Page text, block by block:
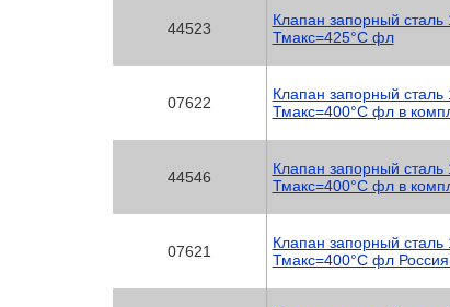
44523
Клапан запорный
Тмакс=425°C фл
07622
Клапан запорный
Тмакс=400°C фл в
44546
Клапан запорный
Тмакс=400°C фл в
07621
Клапан запорный
Тмакс=400°C фл